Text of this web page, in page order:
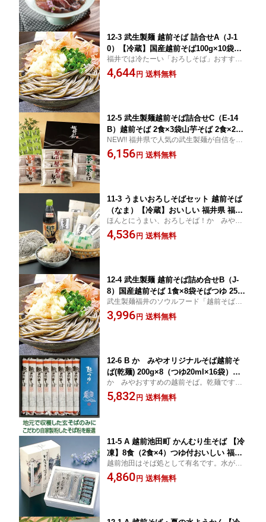
12-3 武生製麺 越前そば 詰合せA（J-1
0）【冷蔵】国産越前そば100g×10袋
そばつゆ25g×10袋おいしい 福井県 福井
お土産 特産物贈り物 中元 お中元 贈答
福井では冷たーい「おろしそば」おすす
め。賞味期間・冷蔵10日北海道660円・沖
縄・離島1210円加算
4,644 円 送料無料
12-5 武生製麺越前そば詰合せC（E-14
B）越前そば 2食×3袋山芋そば 2食×2袋
茶そば 2食×2袋そばつゆ 25g×14袋【冷
蔵】おいしい 福井県 福井 お土産 特産
NEW!! 福井県で人気の武生製麺が自信を持
ってご紹介する福井のソウルフードをご賞
味ください！>北海道660円・沖縄・離島12
6,156 円 送料無料
11-3 うまいおろしそばセット 越前そば
（なま）【冷蔵】おいしい 福井県 福井
お土産 特産物贈り物 中元 お中元 贈答
ほんとにうまい、おろしそば！かゞみやお
すすめのおそばです。賞味期間【冷蔵】10
日北海道660円・沖縄・離島1210円加算日
4,536 円 送料無料
12-4 武生製麺 越前そば詰め合せB（J-
8）国産越前そば 1食×8袋そばつゆ 25g×
8袋【冷蔵】おいしい 福井県 福井 お土
産 特産物贈り物 中元 お中元 贈答
武生製麺福井のソウルフード「越前そば」
をぜひご賞味ください。北海道660円・沖
縄・離島1210円加算
3,996 円 送料無料
12-6 B かゞみやオリジナルそば越前そ
ば(乾麺) 200g×8（つゆ20ml×16袋）お
いしい 福井県 福井 お土産 特産物贈り
物 中元 お中元 贈答
かゞみやおすすめの越前そば。乾麺ですか
ら日持ちします。つゆ付です。北海道660
円・沖縄・離島1210円加算
5,832 円 送料無料
11-5 A 越前池田町 かんむり生そば 【冷
凍】8食（2食×4）つゆ付おいしい 福井
県 福井 お土産 特産物贈り物 中元 お中
元 贈答
越前池田はそば処として有名です。水がき
れい、空気がきれい、納得のおそばをぜ
ひ！北海道660円・沖縄・離島1210円加算
4,860 円 送料無料